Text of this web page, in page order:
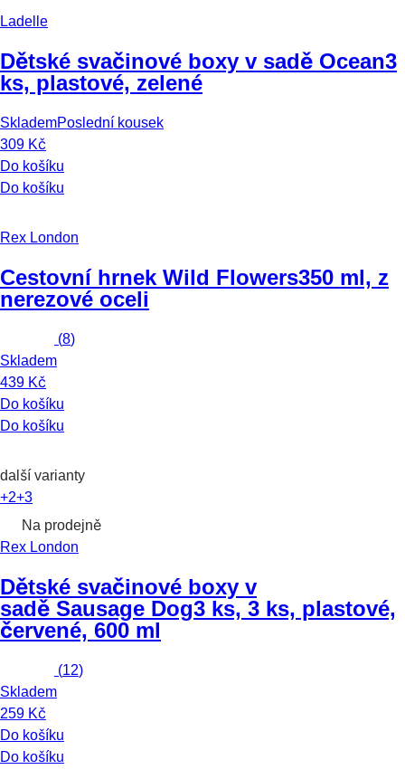
Ladelle
Dětské svačinové boxy v sadě Ocean3
ks, plastové, zelené
SklademPoslední kousek
309 Kč
Do košíku
Do košíku
Rex London
Cestovní hrnek Wild Flowers350 ml, z
nerezové oceli
(8)
Skladem
439 Kč
Do košíku
Do košíku
další varianty
+2+3
Na prodejně
Rex London
Dětské svačinové boxy v
sadě Sausage Dog3 ks, 3 ks, plastové,
červené, 600 ml
(12)
Skladem
259 Kč
Do košíku
Do košíku